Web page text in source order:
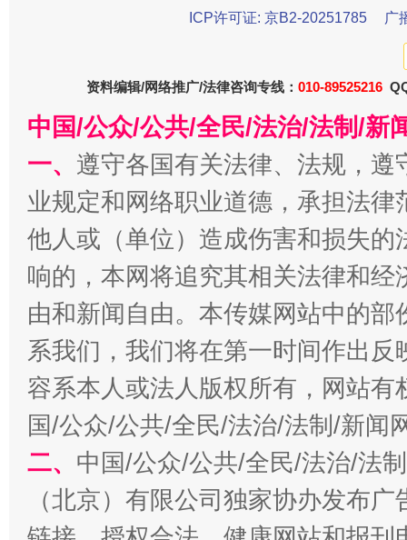
今
习近平的博鳌关键词
魏明亮
生
ICP许可证: 京B2-20251785
广
资料编辑/网络推广/法律咨询专线： 010-89525216
中国/公众/公共/全民/法治/法制/新
一、 遵守各国有关法律、法规，
业规定和网络职业道德，承担法
他人或（单位）造成伤害和损失
响的，本网将追究其相关法律和
由和新闻自由。本传媒网站中的
系我们，我们将在第一时间作出
容系本人或法人版权所有，网站
国/公众/公共/全民/法治/法制/新闻
二、 中国/公众/公共/全民/法治/法
（北京）有限公司独家协办发布